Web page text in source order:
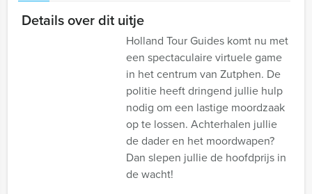
Details over dit uitje
Holland Tour Guides komt nu met
een spectaculaire virtuele game
in het centrum van Zutphen. De
politie heeft dringend jullie hulp
nodig om een lastige moordzaak
op te lossen. Achterhalen jullie
de dader en het moordwapen?
Dan slepen jullie de hoofdprijs in
de wacht!